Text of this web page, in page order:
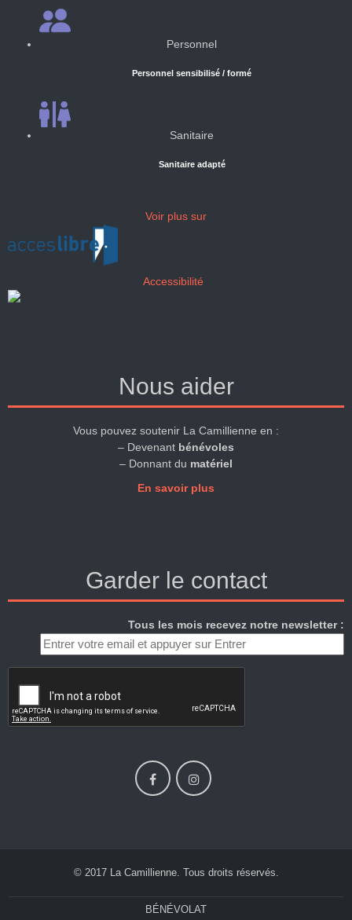
Personnel
Personnel sensibilisé / formé
Sanitaire
Sanitaire adapté
Voir plus sur
Accessibilité
Nous aider
Vous pouvez soutenir La Camillienne en :
– Devenant bénévoles
– Donnant du matériel
En savoir plus
Garder le contact
Tous les mois recevez notre newsletter :
© 2017 La Camillienne. Tous droits réservés.
BÉNÉVOLAT